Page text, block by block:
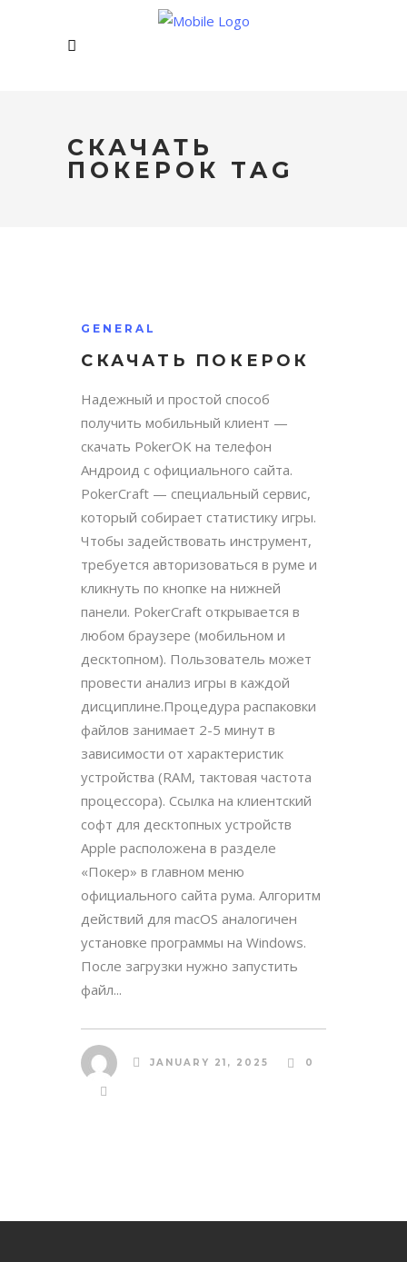
СКАЧАТЬ
ПОКЕРОК TAG
GENERAL
СКАЧАТЬ ПОКЕРОК
Надежный и простой способ
получить мобильный клиент —
скачать PokerOK на телефон
Андроид с официального сайта.
PokerCraft — специальный сервис,
который собирает статистику игры.
Чтобы задействовать инструмент,
требуется авторизоваться в руме и
кликнуть по кнопке на нижней
панели. PokerCraft открывается в
любом браузере (мобильном и
десктопном). Пользователь может
провести анализ игры в каждой
дисциплине.Процедура распаковки
файлов занимает 2-5 минут в
зависимости от характеристик
устройства (RAM, тактовая частота
процессора). Ссылка на клиентский
софт для десктопных устройств
Apple расположена в разделе
«Покер» в главном меню
официального сайта рума. Алгоритм
действий для macOS аналогичен
установке программы на Windows.
После загрузки нужно запустить
файл...
JANUARY 21, 2025 0